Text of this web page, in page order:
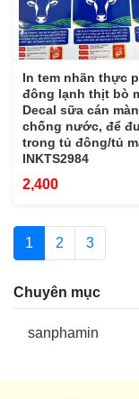
In tem nhãn thực
đông lạnh thịt bò
Decal sữa cán
chống nước, để
trong tủ đông/tủ
INKTS2984
2,400
1 2 3
Chuyên mục
sanphamin